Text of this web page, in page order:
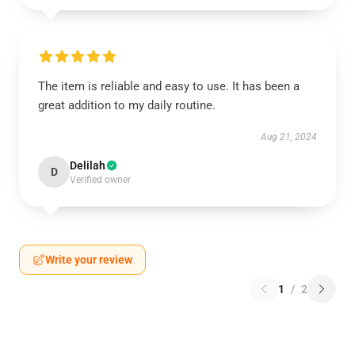
The item is reliable and easy to use. It has been a
great addition to my daily routine.
Aug 21, 2024
D Delilah
Verified owner
Write your review
1 / 2